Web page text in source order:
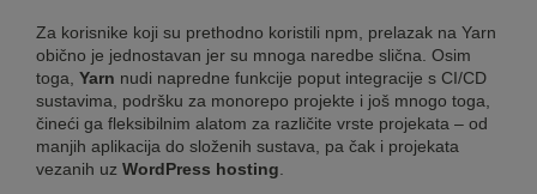
Za korisnike koji su prethodno koristili npm, prelazak na Yarn
obično je jednostavan jer su mnoga naredbe slična. Osim
toga, Yarn nudi napredne funkcije poput integracije s CI/CD
sustavima, podršku za monorepo projekte i još mnogo toga,
čineći ga fleksibilnim alatom za različite vrste projekata – od
manjih aplikacija do složenih sustava, pa čak i projekata
vezanih uz WordPress hosting